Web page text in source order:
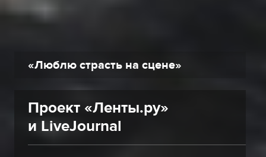
«Люблю страсть на сцене»
Проект «Ленты.ру»
и LiveJournal